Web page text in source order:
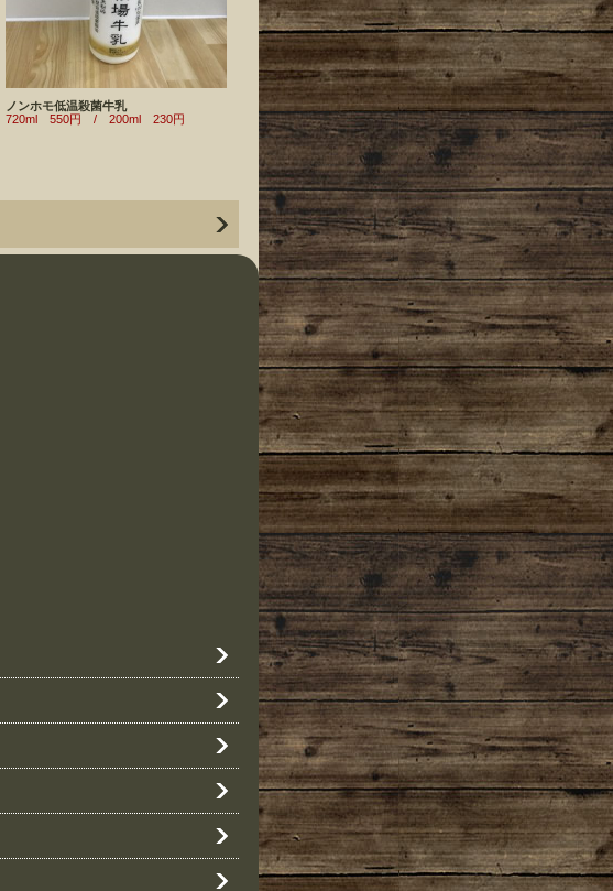
ノンホモ低温殺菌牛乳
720ml 550円 / 200ml 230円